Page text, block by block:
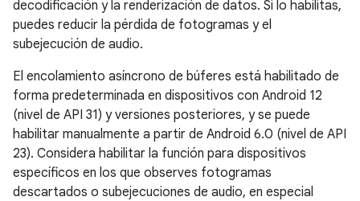
decodificación y la renderización de datos. Si lo habilitas,
puedes reducir la pérdida de fotogramas y el
subejecución de audio.
El encolamiento asíncrono de búferes está habilitado de
forma predeterminada en dispositivos con Android 12
(nivel de API 31) y versiones posteriores, y se puede
habilitar manualmente a partir de Android 6.0 (nivel de API
23). Considera habilitar la función para dispositivos
específicos en los que observes fotogramas
descartados o subejecuciones de audio, en especial